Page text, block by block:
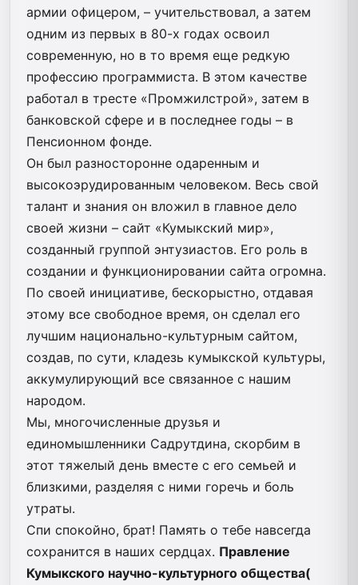
армии офицером, – учительствовал, а затем
одним из первых в 80-х годах освоил
современную, но в то время еще редкую
профессию программиста. В этом качест­ве
работал в тресте «Промжилстрой», затем в
банковской сфере и в последнее годы – в
Пенсионном фонде.
Он был разносторонне одаренным и
высокоэрудированным человеком. Весь свой
талант и знания он вложил в главное дело
своей жизни – сайт «Кумыкский мир»,
созданный группой энтузиастов. Его роль в
создании и функционировании сайта огромна.
По своей инициативе, бескорыстно, отдавая
этому все свободное время, он сделал его
лучшим национально-культурным сайтом,
создав, по сути, кладезь кумыкской культуры,
аккумулирующий все связанное с нашим
народом.
Мы, многочисленные друзья и
единомышленники Садрутдина, скорбим в
этот тяжелый день вместе с его семьей и
близкими, разделяя с ними горечь и боль
утраты.
Спи спокойно, брат! Память о тебе навсегда
сохранится в наших сердцах. Правление
Кумыкского научно-культурного общества(